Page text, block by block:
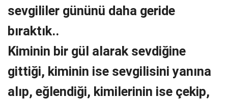
sevgililer gününü daha geride
bıraktık..
Kiminin bir gül alarak sevdiğine
gittiği, kiminin ise sevgilisini yanına
alıp, eğlendiği, kimilerinin ise çekip,